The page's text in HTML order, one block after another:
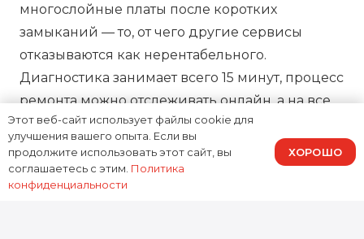
многослойные платы после коротких
замыканий — то, от чего другие сервисы
отказываются как нерентабельного.
Диагностика занимает всего 15 минут, процесс
ремонта можно отслеживать онлайн, а на все
работы предоставляем зафиксированную в
договоре гарантию, подтверждая нашу
ответственность за результат.
Этот веб-сайт использует файлы cookie для
улучшения вашего опыта. Если вы
продолжите использовать этот сайт, вы
соглашаетесь с этим. Политика
конфиденциальности
ХОРОШО